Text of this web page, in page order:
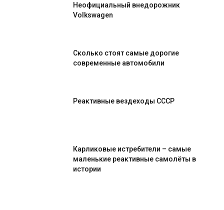
Неофициальный внедорожник
Volkswagen
Сколько стоят самые дорогие
современные автомобили
Реактивные вездеходы СССР
Карликовые истребители – самые
маленькие реактивные самолёты в
истории